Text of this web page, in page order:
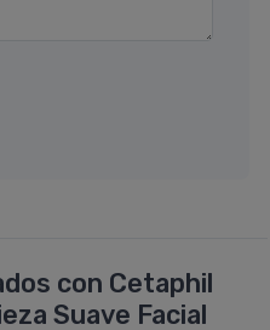
con Cetaphil
Suave Facial